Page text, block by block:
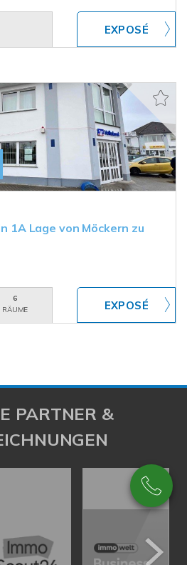
1A Lage von Möckern zu
6
RÄUME
PARTNER &